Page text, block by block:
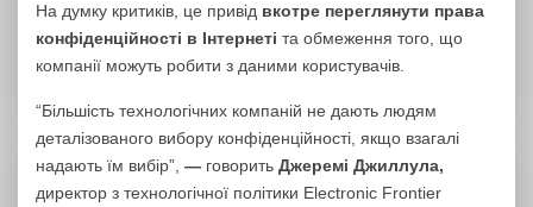
На думку критиків, це привід вкотре переглянути права
конфіденційності в Інтернеті та обмеження того, що
компанії можуть робити з даними користувачів.
“Більшість технологічних компаній не дають людям
деталізованого вибору конфіденційності, якщо взагалі
надають їм вибір”, — говорить Джеремі Джиллула,
директор з технологічної політики Electronic Frontier